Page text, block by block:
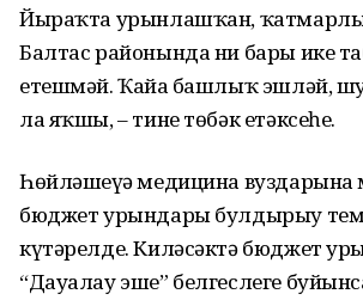
Йыраҡта урынлашҡан,
Балтас районында ни бары ике
етешмәй. Ҡайҙа башлыҡ эшләй,
ла яҡшы, – тине төбәк етәксеһе.
Һөйләшеүҙә медицина
бюджет урындары булдырыу
күтәрелде. Киләсәктә бюджет
“Дауалау эше” белгеслеге